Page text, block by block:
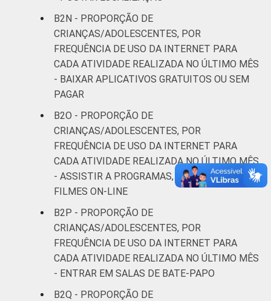
B2N - PROPORÇÃO DE
CRIANÇAS/ADOLESCENTES, POR
FREQUÊNCIA DE USO DA INTERNET PARA
CADA ATIVIDADE REALIZADA NO ÚLTIMO MÊS
- BAIXAR APLICATIVOS GRATUITOS OU SEM
PAGAR
B2O - PROPORÇÃO DE
CRIANÇAS/ADOLESCENTES, POR
FREQUÊNCIA DE USO DA INTERNET PARA
CADA ATIVIDADE REALIZADA NO ÚLTIMO MÊS
- ASSISTIR A PROGRAMAS, SÉRIES DE TV E
FILMES ON-LINE
B2P - PROPORÇÃO DE
CRIANÇAS/ADOLESCENTES, POR
FREQUÊNCIA DE USO DA INTERNET PARA
CADA ATIVIDADE REALIZADA NO ÚLTIMO MÊS
- ENTRAR EM SALAS DE BATE-PAPO
B2Q - PROPORÇÃO DE